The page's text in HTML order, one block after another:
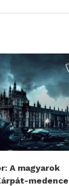
A magyarok
medence